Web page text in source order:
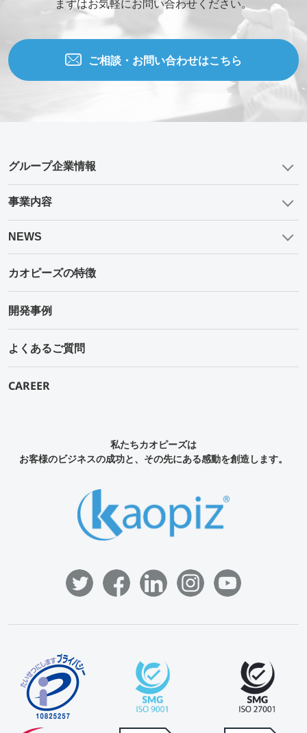
まずはお気軽にお問い合わせください。
ご相談・お問い合わせはこちら
グループ企業情報
事業内容
NEWS
カオピーズの特徴
開発事例
よくあるご質問
CAREER
私たちカオピーズは
お客様のビジネスの成功と、その先にある感動を創造します。